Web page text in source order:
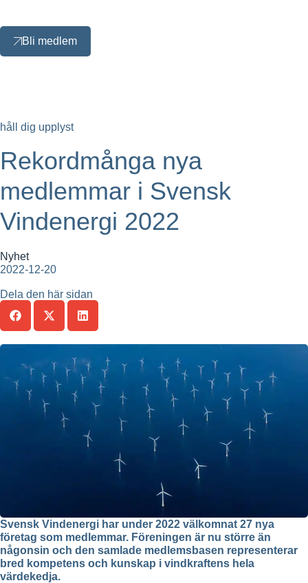
Bli medlem
håll dig upplyst
Rekordmånga nya
medlemmar i Svensk
Vindenergi 2022
Nyhet
2022-12-20
Dela den här sidan
Svensk Vindenergi har under 2022 välkomnat 27 nya
företag som medlemmar. Föreningen är nu större än
någonsin och den samlade medlemsbasen representerar
bred kompetens och kunskap i vindkraftens hela
värdekedja.